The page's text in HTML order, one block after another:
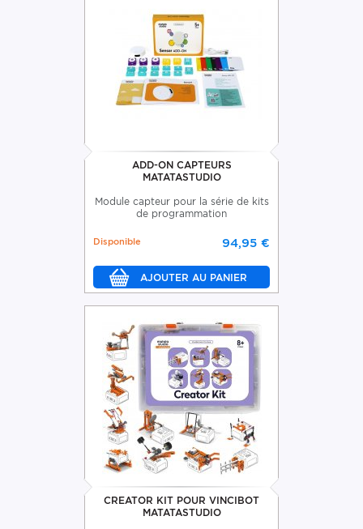
ADD-ON CAPTEURS
MATATASTUDIO
Module capteur pour la série de kits
de programmation
94,95 €
Disponible
CREATOR KIT POUR VINCIBOT
MATATASTUDIO